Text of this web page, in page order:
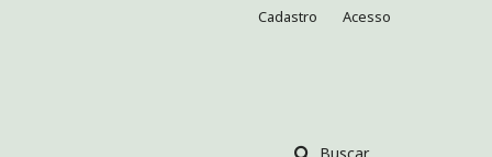
Cadastro Acesso